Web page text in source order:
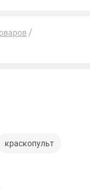
краскопульт